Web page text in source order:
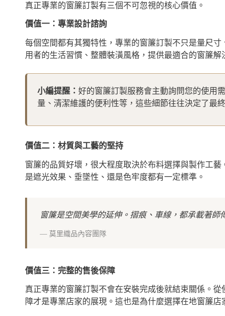
真正專業的窗簾訂製有三個不可忽視的核心價值。
價值一：專業設計諮詢
每個空間都有其獨特性，專業的窗簾訂製不只是量尺
用者的生活習慣、整體裝潢風格，提供最適合的窗簾解
小編提醒：好的窗簾訂製服務會主動詢問您的使用
量、清潔維護的便利性等，這些細節往往決定了最
價值二：材質與工藝的堅持
窗簾的品質好壞，很大程度取決於布料選擇與製作工
是遮光效果、垂墜性、還是色牢度都有一定標準。
窗簾是空間美學的延伸。摺痕、車線，都承載著師
— 莫里織品內容團隊
價值三：完整的售後保障
真正專業的窗簾訂製不會在安裝完成後就結束關係。
障才是專業店家的展現。這也是為什麼選擇在地窗簾店